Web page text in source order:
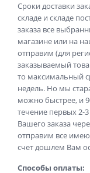
Сроки доставки
складе и складе
заказа все
магазине или на
отправим (для
заказываемый
то максимальный
недель. Но мы
можно быстрее, и
течение первых 2-3
Вашего заказа
отправим все
счет дошлем Вам
Способы оплаты: